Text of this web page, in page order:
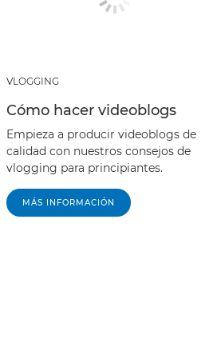
VLOGGING
Cómo hacer videoblogs
Empieza a producir videoblogs de
calidad con nuestros consejos de
vlogging para principiantes.
MÁS INFORMACIÓN